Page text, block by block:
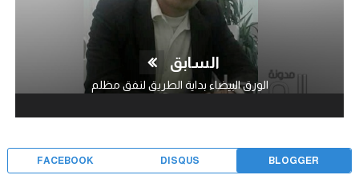
السابق
الورق البيضاء بداية الطريق لنفق مظلم
BLOGGER
DISQUS
FACEBOOK